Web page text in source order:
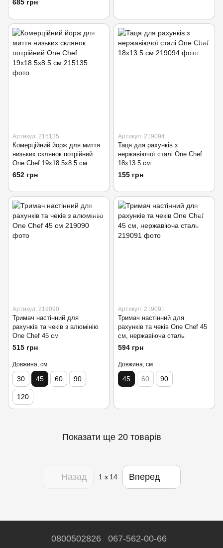
685 грн
Артикул: 215135
Комерційний йорж для миття
низьких склянок потрійний
One Chef 19х18.5х8.5 см
652 грн
Артикул: 219094
Таця для рахунків з
нержавіючої сталі One Chef
18х13.5 см
155 грн
Артикул: 219090
Тримач настінний для
рахунків та чеків з алюмінію
One Chef 45 см
515 грн
Довжина, см
30 45 60 90
120
Артикул: 219091
Тримач настінний для
рахунків та чеків One Chef 45
см, нержавіюча сталь
594 грн
Довжина, см
45 60 90
Показати ще 20 товарів
Назад 1 з 14 Вперед
0800502826 067-562-00-66